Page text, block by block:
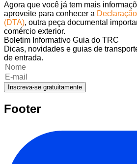
Agora que você já tem mais
aproveite para conhecer a
(DTA), outra peça documental
comércio exterior.
Boletim Informativo Guia do TRC
Dicas, novidades e guias de
de entrada.
Inscreva-se gratuitamente
Footer